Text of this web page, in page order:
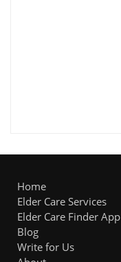
Home
Elder Care Services
Elder Care Finder App
Blog
Write for Us